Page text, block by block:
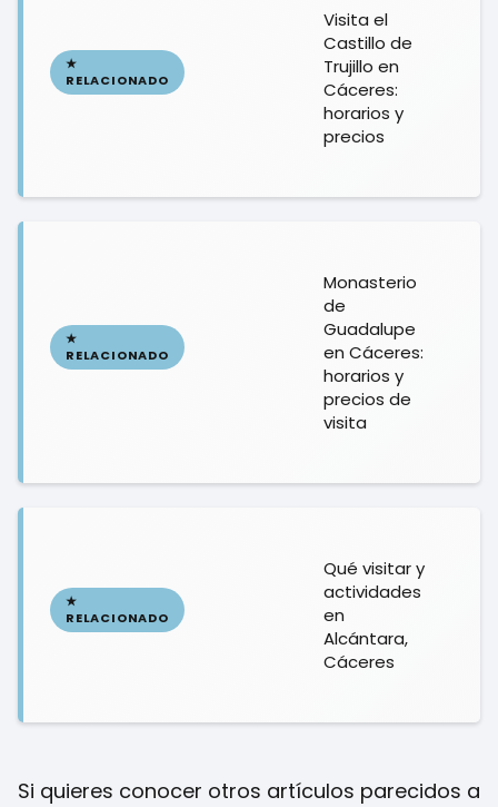
Visita el
Castillo de
Trujillo en
Cáceres:
horarios y
precios
Monasterio
de
Guadalupe
en Cáceres:
horarios y
precios de
visita
Qué visitar y
actividades
en
Alcántara,
Cáceres
Si quieres conocer otros artículos parecidos a